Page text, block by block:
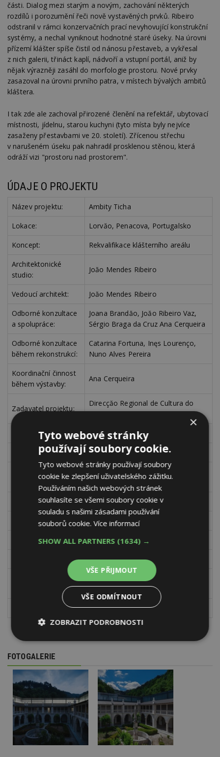
části. Dialog mezi starým a novým, zachování některých
rozdílů i porozumění řeči nově vystavěných prvků. Ribeiro
odstranil v rámci konzervačních prací nevyhovující konstrukční
systémy, a nechal vyniknout hodnotné staré úseky. Na úrovni
přízemí klášter spíše čistil od nánosu přestaveb, a vykřesal
z nich galerii, třináct kaplí, nádvoří a vstupní portál, aniž by
nějak výrazněji zasáhl do morfologie prostoru. Nové prvky
zasazoval na úrovni prvního patra, v místech bývalých ambitů
kláštera.
I tak zde ale zachoval přirozené členění na refektář, ubytovací
místnosti, jídelnu, starou kuchyni (tyto místa byly nejvíce
zasaženy přestavbami ve 20. století). Zřícenou střechu
v narušeném úseku pak nahradil prosklenou stěnou, která
odráží vizi "prostoru nad prostorem".
ÚDAJE O PROJEKTU
Název projektu: Ambity Ticha
Lokace: Lorvăo, Penacova, Portugalsko
Koncept: Rekvalifikace klášterního areálu
Architektonické
studio:
Joăo Mendes Ribeiro
Vedoucí architekt: Joăo Mendes Ribeiro
Odborné konzultace
a spolupráce:
Joana Brandăo, Joăo Ribeiro Vaz,
Sérgio Braga da Cruz Ana Cerqueira
Odborné konzultace
během rekonstrukcí:
Catarina Fortuna, Inęs Lourenço,
Nuno Alves Pereira
Koordinační činnost
během výstavby:
Ana Cerqueira
Zadavatel projektu:
Direcçăo Regional de Cultura do
Centro
Projektová fáze: 2004-2006
Realizační fáze: 2011-2013
Strukturální
Paulo Maranha Tiago
Hydraulika: Paulo Sampaio
Elektroinstalace: António França
Osvětlení: Gilberto Reis
Filipe Alarcăo
Paulo César, Pedro Roquinho,
Ricardo Oliveira
Dodavatel stavby: Veiga Lopes, Lda
FOTOGALERIE
×
Tyto webové stránky
používají soubory cookie.
Tyto webové stránky používají soubory
cookie ke zlepšení uživatelského zážitku.
Používáním našich webových stránek
souhlasíte se všemi soubory cookie v
souladu s našimi zásadami používání
souborů cookie.Více informací
SHOW ALL PARTNERS (1634) →
VŠE PŘIJMOUT
VŠE ODMÍTNOUT
ZOBRAZIT PODROBNOSTI
Nezbytně
soubory
Výkonové
Soubory
Funkční soubory
Nezařazené
soubory